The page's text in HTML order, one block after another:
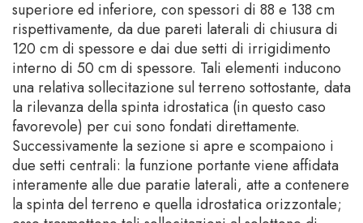
superiore ed inferiore, con spessori di 88 e 138 cm
rispettivamente, da due pareti laterali di chiusura di
120 cm di spessore e dai due setti di irrigidimento
interno di 50 cm di spessore. Tali elementi inducono
una relativa sollecitazione sul terreno sottostante, data
la rilevanza della spinta idrostatica (in questo caso
favorevole) per cui sono fondati direttamente.
Successivamente la sezione si apre e scompaiono i
due setti centrali: la funzione portante viene affidata
interamente alle due paratie laterali, atte a contenere
la spinta del terreno e quella idrostatica orizzontale;